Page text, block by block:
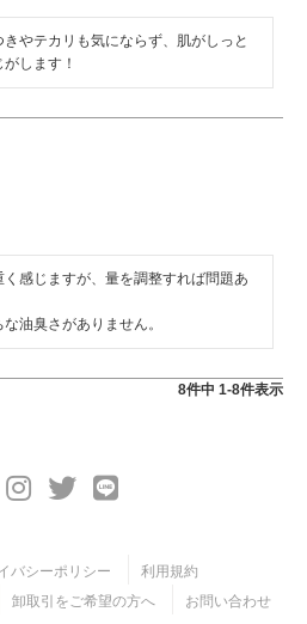
やテカリも気にならず、肌がしっと
します！
感じますが、量を調整すれば問題あ
油臭さがありません。
8件中 1-8件表示
バシーポリシー
利用規約
卸取引をご希望の方へ お問い合わせ